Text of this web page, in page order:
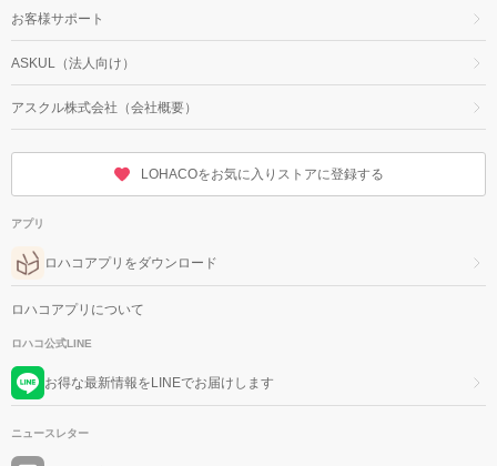
お客様サポート
ASKUL（法人向け）
アスクル株式会社（会社概要）
LOHACOをお気に入りストアに登録する
アプリ
ロハコアプリをダウンロード
ロハコアプリについて
ロハコ公式LINE
お得な最新情報をLINEでお届けします
ニュースレター